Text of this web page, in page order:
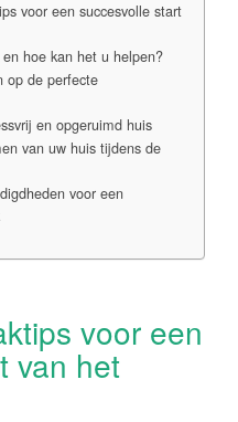
voor een succesvolle start
hoe kan het u helpen?
op de perfecte
en opgeruimd huis
van uw huis tijdens de
voor een
voor een
van het